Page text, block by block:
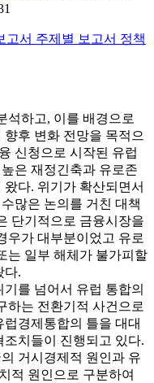
고서 주제별 보고서 정책
석하고, 이를 배경으로
후 변화 전망을 목적으
신청으로 시작된 유럽
은 재정긴축과 유로존
다. 위기가 확산되면서
많은 논의를 거친 대책
단기적으로 금융시장을
우가 대부분이었고 유로
는 일부 해체가 불가피할
다.
를 넘어서 유럽 통합의
하는 전환기적 사건으로
럽경제통합의 틀을 대대
치들이 진행되고 있다.
거시경제적 원인과 유
적 원인으로 구분하여